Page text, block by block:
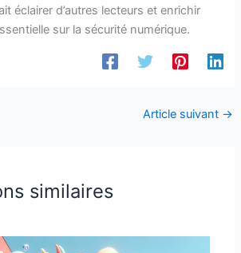
éclairer d’autres lecteurs et enrichir
sur la sécurité numérique.
Article suivant →
similaires